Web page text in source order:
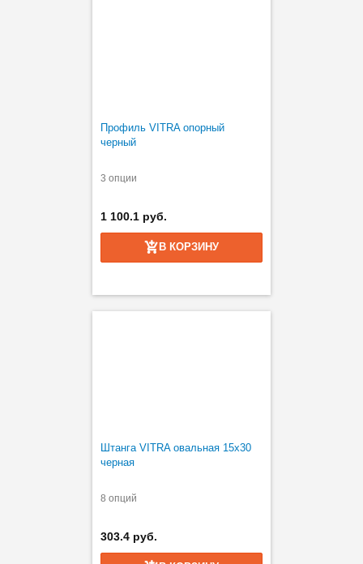
Профиль VITRA опорный
черный
3 опции
1 100.1 руб.
В КОРЗИНУ
Штанга VITRA овальная 15х30
черная
8 опций
303.4 руб.